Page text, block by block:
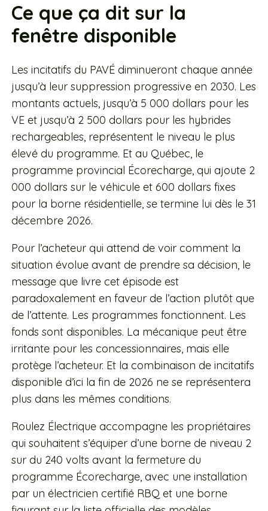
Ce que ça dit sur la
fenêtre disponible
Les incitatifs du PAVÉ diminueront chaque année
jusqu’à leur suppression progressive en 2030. Les
montants actuels, jusqu’à 5 000 dollars pour les
VE et jusqu’à 2 500 dollars pour les hybrides
rechargeables, représentent le niveau le plus
élevé du programme. Et au Québec, le
programme provincial Écorecharge, qui ajoute 2
000 dollars sur le véhicule et 600 dollars fixes
pour la borne résidentielle, se termine lui dès le 31
décembre 2026.
Pour l’acheteur qui attend de voir comment la
situation évolue avant de prendre sa décision, le
message que livre cet épisode est
paradoxalement en faveur de l’action plutôt que
de l’attente. Les programmes fonctionnent. Les
fonds sont disponibles. La mécanique peut être
irritante pour les concessionnaires, mais elle
protège l’acheteur. Et la combinaison de incitatifs
disponible d’ici la fin de 2026 ne se représentera
plus dans les mêmes conditions.
Roulez Électrique accompagne les propriétaires
qui souhaitent s’équiper d’une borne de niveau 2
sur du 240 volts avant la fermeture du
programme Écorecharge, avec une installation
par un électricien certifié RBQ et une borne